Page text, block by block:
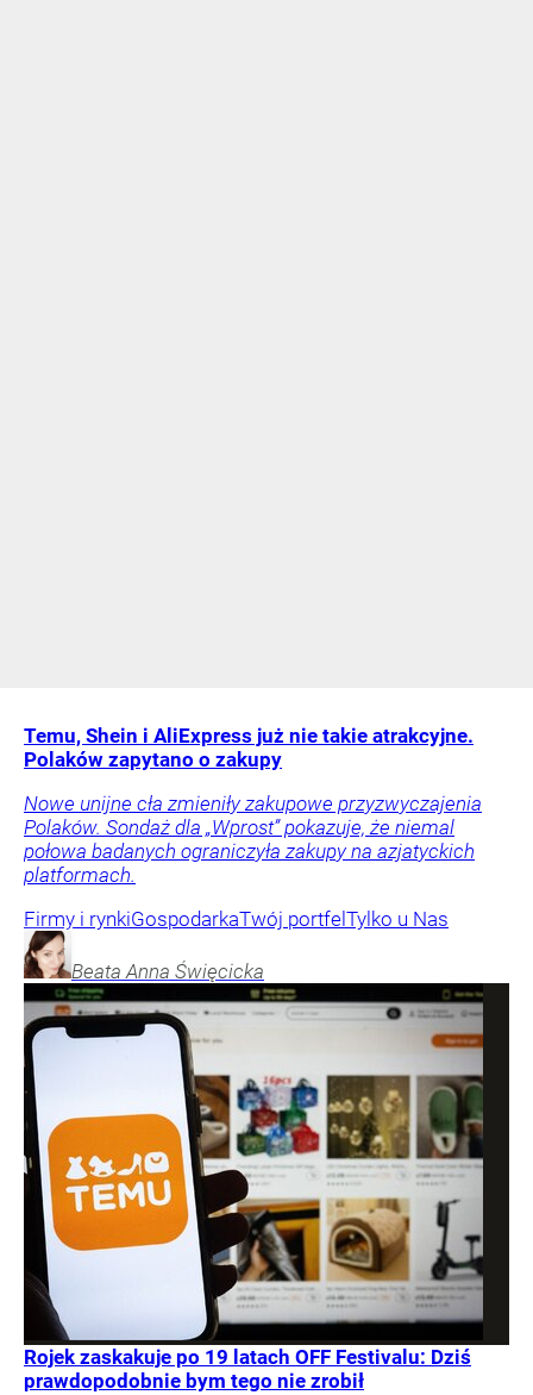
Temu, Shein i AliExpress już nie takie atrakcyjne.
Polaków zapytano o zakupy
Nowe unijne cła zmieniły zakupowe przyzwyczajenia
Polaków. Sondaż dla „Wprost” pokazuje, że niemal
połowa badanych ograniczyła zakupy na azjatyckich
platformach.
Firmy i rynkiGospodarkaTwój portfel Tylko u Nas
Beata Anna Święcicka
Rojek zaskakuje po 19 latach OFF Festivalu: Dziś
prawdopodobnie bym tego nie zrobił